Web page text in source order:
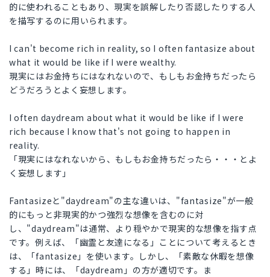
的に使われることもあり、現実を誤解したり否認したりする人
を描写するのに用いられます。
I can't become rich in reality, so I often fantasize about
what it would be like if I were wealthy.
現実にはお金持ちにはなれないので、もしもお金持ちだったら
どうだろうとよく妄想します。
I often daydream about what it would be like if I were
rich because I know that's not going to happen in
reality.
「現実にはなれないから、もしもお金持ちだったら・・・とよ
く妄想します」
Fantasizeと"daydream"の主な違いは、"fantasize"が一般
的にもっと非現実的かつ強烈な想像を含むのに対
し、"daydream"は通常、より穏やかで現実的な想像を指す点
です。例えば、「幽霊と友達になる」ことについて考えるとき
は、「fantasize」を使います。しかし、「素敵な休暇を想像
する」時には、「daydream」の方が適切です。ま